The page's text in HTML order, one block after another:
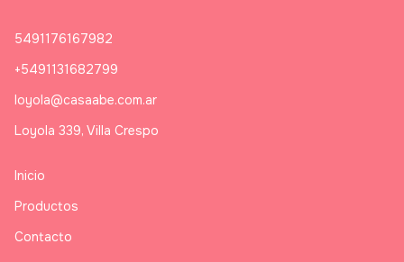
5491176167982
+5491131682799
loyola@casaabe.com.ar
Loyola 339, Villa Crespo
Inicio
Productos
Contacto